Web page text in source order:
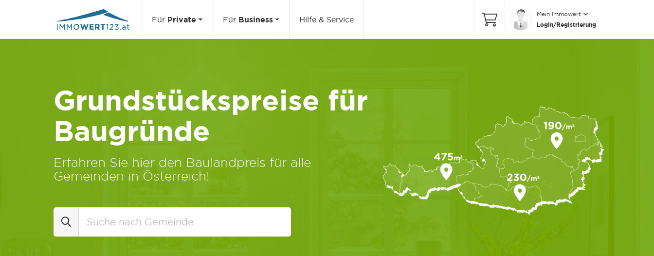
Für Private Für Business Hilfe & Service
Mein Immowert
Login/Registrierung
Grundstückspreise für
Baugründe
Erfahren Sie hier den Baulandpreis für alle
Gemeinden in Österreich!